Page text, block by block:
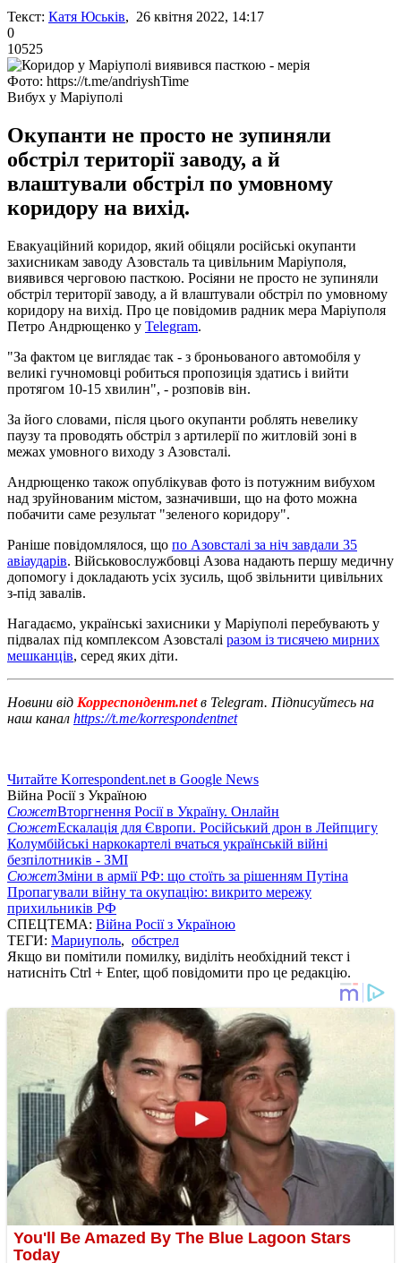
Текст: Катя Юськів, 26 квітня 2022, 14:17
0
10525
Фото: https://t.me/andriyshTime
Вибух у Маріуполі
Окупанти не просто не зупиняли
обстріл території заводу, а й
влаштували обстріл по умовному
коридору на вихід.
Евакуаційний коридор, який обіцяли російські окупанти
захисникам заводу Азовсталь та цивільним Маріуполя,
виявився черговою пасткою. Росіяни не просто не зупиняли
обстріл території заводу, а й влаштували обстріл по умовному
коридору на вихід. Про це повідомив радник мера Маріуполя
Петро Андрющенко у Telegram.
"За фактом це виглядає так - з броньованого автомобіля у
великі гучномовці робиться пропозиція здатись і вийти
протягом 10-15 хвилин", - розповів він.
За його словами, після цього окупанти роблять невелику
паузу та проводять обстріл з артилерії по житловій зоні в
межах умовного виходу з Азовсталі.
Андрющенко також опублікував фото із потужним вибухом
над зруйнованим містом, зазначивши, що на фото можна
побачити саме результат "зеленого коридору".
Раніше повідомлялося, що по Азовсталі за ніч завдали 35
авіаударів. Військовослужбовці Азова надають першу медичну
допомогу і докладають усіх зусиль, щоб звільнити цивільних
з-під завалів.
Нагадаємо, українські захисники у Маріуполі перебувають у
підвалах під комплексом Азовсталі разом із тисячею мирних
мешканців, серед яких діти.
Новини від Корреспондент.netв Telegram. Підписуйтесь на
наш канал https://t.me/korrespondentnet
Читайте Korrespondent.net в Google News
Війна Росії з Україною
СюжетВторгнення Росії в Україну. Онлайн
СюжетЕскалація для Європи. Російський дрон в Лейпцигу
Колумбійські наркокартелі вчаться українській війні
безпілотників - ЗМІ
СюжетЗміни в армії РФ: що стоїть за рішенням Путіна
Пропагували війну та окупацію: викрито мережу
прихильників РФ
СПЕЦТЕМА: Війна Росії з Україною
ТЕГИ: Мариуполь, обстрел
Якщо ви помітили помилку, виділіть необхідний текст і
натисніть Ctrl + Enter, щоб повідомити про це редакцію.